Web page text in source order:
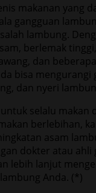
makanan yang
gangguan
lambung.
berlemak
dan
bisa mengurangi
dan nyeri
selalu makan
berlebihan,
asam
dokter atau ahli
lebih lanjut
Anda. (*)